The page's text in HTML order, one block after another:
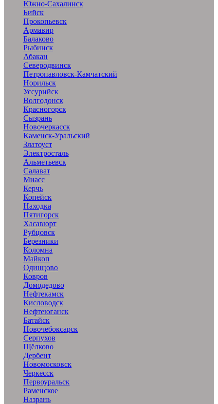
Южно-Сахалинск
Бийск
Прокопьевск
Армавир
Балаково
Рыбинск
Абакан
Северодвинск
Петропавловск-Камчатский
Норильск
Уссурийск
Волгодонск
Красногорск
Сызрань
Новочеркасск
Каменск-Уральский
Златоуст
Электросталь
Альметьевск
Салават
Миасс
Керчь
Копейск
Находка
Пятигорск
Хасавюрт
Рубцовск
Березники
Коломна
Майкоп
Одинцово
Ковров
Домодедово
Нефтекамск
Кисловодск
Нефтеюганск
Батайск
Новочебоксарск
Серпухов
Щёлково
Дербент
Новомосковск
Черкесск
Первоуральск
Раменское
Назрань